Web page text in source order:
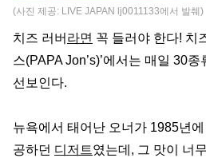
(사진 제공: LIVE JAPAN lj0011133에서 발췌)
치즈 러버 라면 꼭 들러야 한다! 치
스(PAPA Jon’s)’에서는 매일 30
선보인다.
뉴욕에서 태어난 오너가 1985년
공하던 디저트였는데, 그 맛이 너